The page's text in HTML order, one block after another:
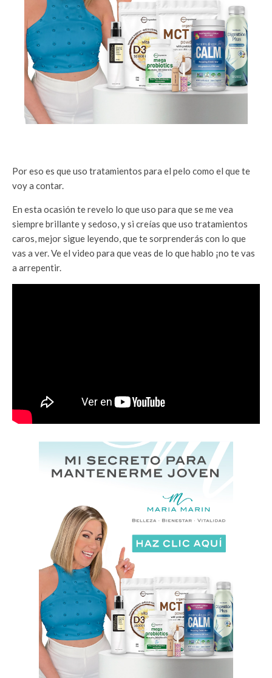
Por eso es que uso tratamientos para el pelo como el que te
voy a contar.
En esta ocasión te revelo lo que uso para que se me vea
siempre brillante y sedoso, y si creías que uso tratamientos
caros, mejor sigue leyendo, que te sorprenderás con lo que
vas a ver. Ve el video para que veas de lo que hablo ¡no te vas
a arrepentir.